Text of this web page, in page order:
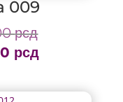
009
рсдPrice
range:
рсд